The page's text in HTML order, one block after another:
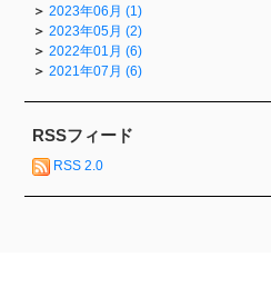
2023年06月 (1)
2023年05月 (2)
2022年01月 (6)
2021年07月 (6)
RSSフィード
RSS 2.0